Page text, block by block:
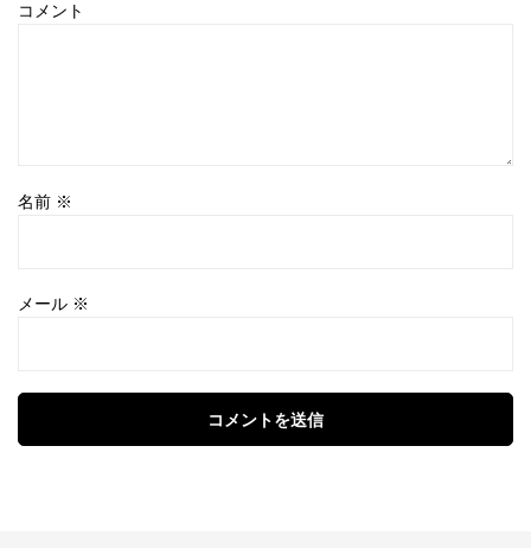
コメント
名前 ※
メール ※
コメントを送信